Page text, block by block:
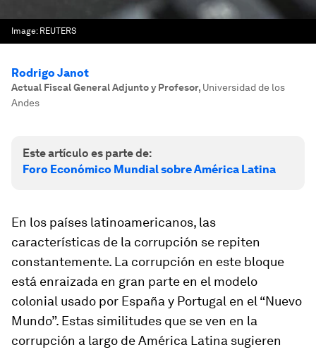
Image: REUTERS
Rodrigo Janot
Actual Fiscal General Adjunto y Profesor, Universidad de los
Andes
Este artículo es parte de:
Foro Económico Mundial sobre América Latina
En los países latinoamericanos, las
características de la corrupción se repiten
constantemente. La corrupción en este bloque
está enraizada en gran parte en el modelo
colonial usado por España y Portugal en el “Nuevo
Mundo”. Estas similitudes que se ven en la
corrupción a largo de América Latina sugieren